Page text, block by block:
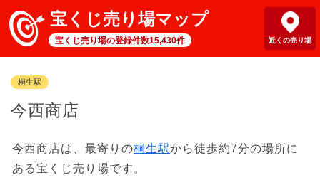
宝くじ売り場マップ
宝くじ売り場の登録件数15,430件 近くの売り場
桐生駅
今西商店
今西商店は、最寄りの桐生駅から徒歩約7分の場所に
ある宝くじ売り場です。